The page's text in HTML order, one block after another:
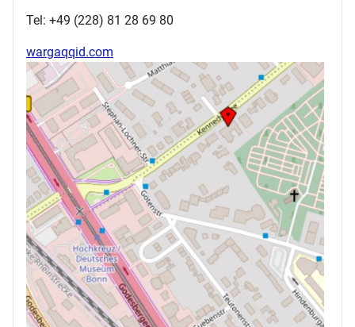
Tel: +49 (228) 81 28 69 80
wargaqqid.com